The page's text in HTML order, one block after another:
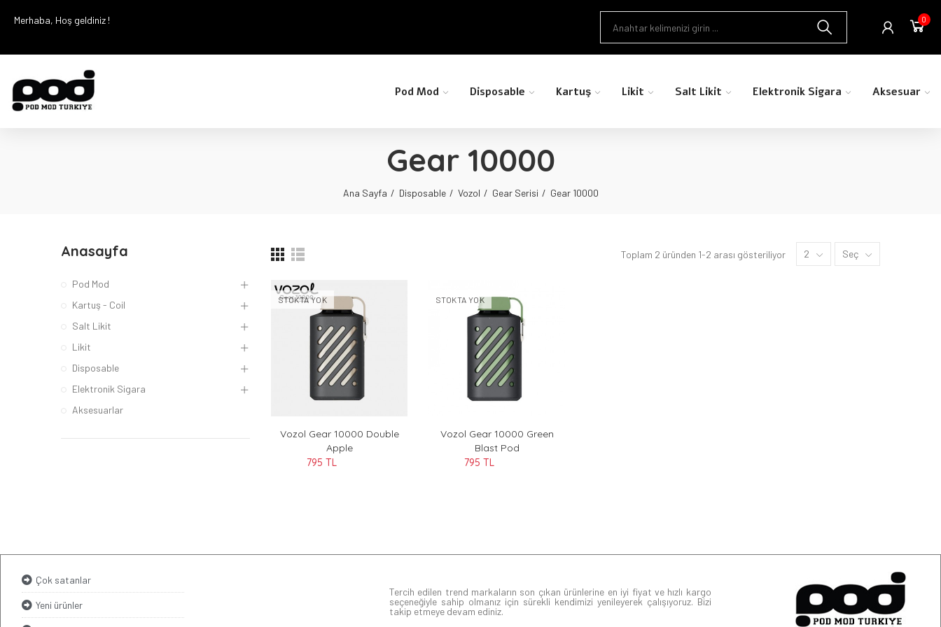
Merhaba, Hoş geldiniz ! 0
Pod Mod Disposable Kartuş Likit Salt Likit Elektronik Sigara Aksesuar
Gear 10000
Ana Sayfa Disposable Vozol Gear Serisi Gear 10000
Toplam 2 üründen 1-2 arası gösteriliyor 2 Seç
STOKTA YOK
Vozol Gear 10000 Double
Apple
795 TL
STOKTA YOK
Vozol Gear 10000 Green
Blast Pod
795 TL
Anasayfa
Pod Mod
Kartuş - Coil
Salt Likit
Likit
Disposable
Elektronik Sigara
Aksesuarlar
Çok satanlar
Yeni ürünler
Tercih edilen trend markaların son çıkan ürünlerine en iyi fiyat ve hızlı kargo
seçeneğiyle sahip olmanız için sürekli kendimizi yenileyerek çalışıyoruz. Bizi
takip etmeye devam ediniz.